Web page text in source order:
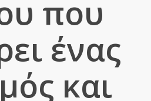
που
ένας
και